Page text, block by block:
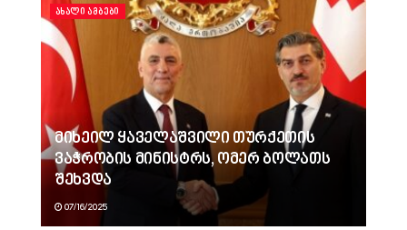
ᲐᲮᲐᲚᲘ ᲐᲛᲑᲔᲑᲘ
მიხეილ ყაველაშვილი თურქეთის
ვაჭრობის მინისტრს, ომერ ბოლათს
შეხვდა
07/16/2025